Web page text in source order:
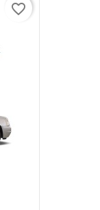
favorite_border